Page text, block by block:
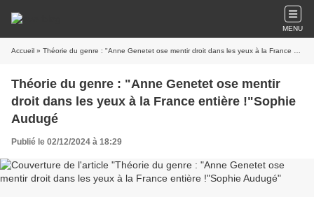
MENU
Accueil » Théorie du genre : "Anne Genetet ose mentir droit dans les yeux à la France entière !"Sophie Audugé
Théorie du genre : "Anne Genetet ose mentir
droit dans les yeux à la France entière !"Sophie
Audugé
Publié le 02/12/2024 à 18:29